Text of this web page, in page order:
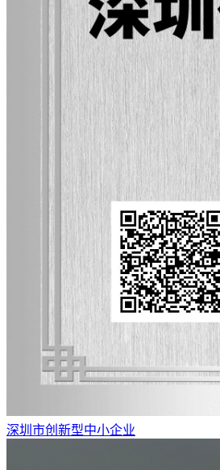
深圳市创新型中小企业